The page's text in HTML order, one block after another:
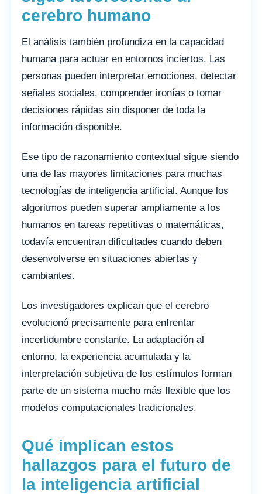
cerebro humano
El análisis también profundiza en la capacidad
humana para actuar en entornos inciertos. Las
personas pueden interpretar emociones, detectar
señales sociales, comprender ironías o tomar
decisiones rápidas sin disponer de toda la
información disponible.
Ese tipo de razonamiento contextual sigue siendo
una de las mayores limitaciones para muchas
tecnologías de inteligencia artificial. Aunque los
algoritmos pueden superar ampliamente a los
humanos en tareas repetitivas o matemáticas,
todavía encuentran dificultades cuando deben
desenvolverse en situaciones abiertas y
cambiantes.
Los investigadores explican que el cerebro
evolucionó precisamente para enfrentar
incertidumbre constante. La adaptación al
entorno, la experiencia acumulada y la
interpretación subjetiva de los estímulos forman
parte de un sistema mucho más flexible que los
modelos computacionales tradicionales.
Qué implican estos
hallazgos para el futuro de
la inteligencia artificial